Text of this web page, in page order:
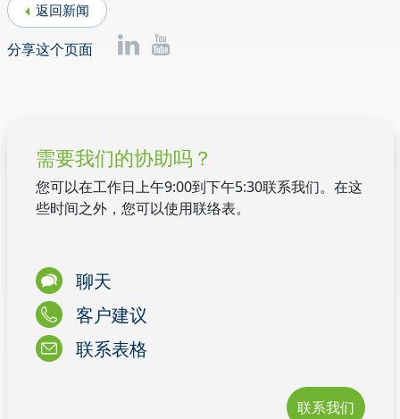
返回新闻
分享这个页面
需要我们的协助吗？
您可以在工作日上午9:00到下午5:30联系我们。在这
些时间之外，您可以使用联络表。
聊天
客户建议
联系表格
联系我们